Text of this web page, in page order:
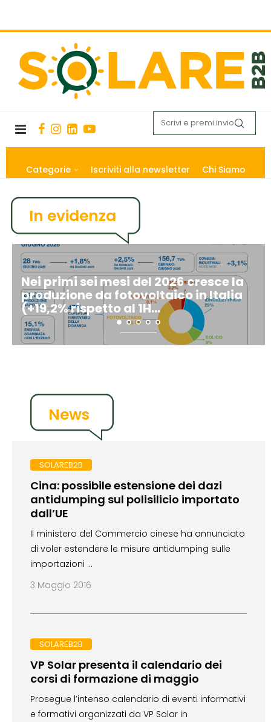
Categorie Iscriviti alla newsletter Chi Siamo
In evidenza
Nei primi sei mesi del 2026 cresce la
produzione da fotovoltaico in Italia
(+19,2% rispetto al 1H...
Fotovoltaico Italia,
connessa nel 1H
(+12%); cala solo il...
News
SOLAREB2B
Cina: possibile estensione dei dazi
antidumping sul polisilicio importato
dall’UE
Il ministero del Commercio cinese ha annunciato
di voler estendere le misure antidumping sulle
importazioni …
3 Maggio 2016
SOLAREB2B
VP Solar presenta il calendario dei
corsi di formazione di maggio
Prosegue l’intenso calendario di eventi informativi
e formativi organizzati da VP Solar in